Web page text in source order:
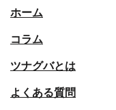
ホーム
コラム
ツナグバとは
よくある質問